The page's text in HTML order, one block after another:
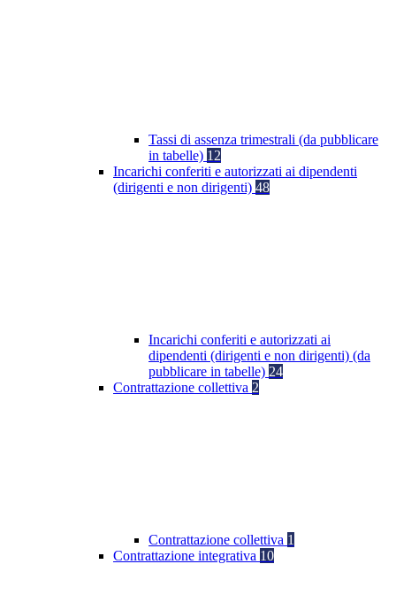
Tassi di assenza trimestrali (da pubblicare
in tabelle) 12
Incarichi conferiti e autorizzati ai dipendenti
(dirigenti e non dirigenti) 48
Incarichi conferiti e autorizzati ai
dipendenti (dirigenti e non dirigenti) (da
pubblicare in tabelle) 24
Contrattazione collettiva 2
Contrattazione collettiva 1
Contrattazione integrativa 10